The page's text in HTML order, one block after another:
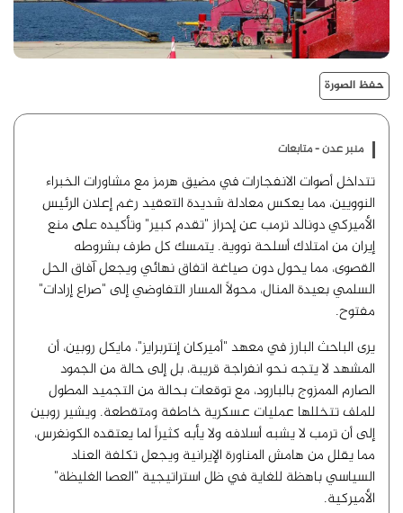
حفظ الصورة
منبر عدن - متابعات
تتداخل أصوات الانفجارات في مضيق هرمز مع مشاورات الخبراء
النوويين، مما يعكس معادلة شديدة التعقيد رغم إعلان الرئيس
الأميركي دونالد ترمب عن إحراز "تقدم كبير" وتأكيده على منع
إيران من امتلاك أسلحة نووية. يتمسك كل طرف بشروطه
القصوى، مما يحول دون صياغة اتفاق نهائي ويجعل آفاق الحل
السلمي بعيدة المنال، محولاً المسار التفاوضي إلى "صراع إرادات"
مفتوح.
يرى الباحث البارز في معهد "أميركان إنتربرايز"، مايكل روبين، أن
المشهد لا يتجه نحو انفراجة قريبة، بل إلى حالة من الجمود
الصارم الممزوج بالبارود، مع توقعات بحالة من التجميد المطول
للملف تتخللها عمليات عسكرية خاطفة ومتقطعة. ويشير روبين
إلى أن ترمب لا يشبه أسلافه ولا يأبه كثيراً لما يعتقده الكونغرس،
مما يقلل من هامش المناورة الإيرانية ويجعل تكلفة العناد
السياسي باهظة للغاية في ظل استراتيجية "العصا الغليظة"
الأميركية.